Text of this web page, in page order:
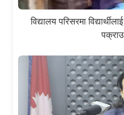
विद्यालय परिसरमा
पक्राउ